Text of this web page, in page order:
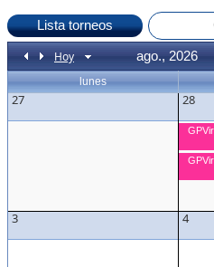
Hoy
ago., 2026
lunes
27 28
3 4